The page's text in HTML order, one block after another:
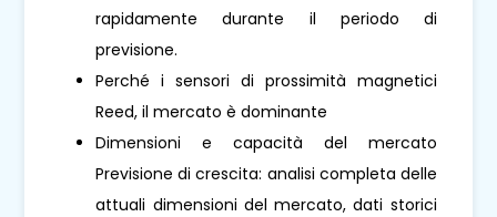
rapidamente durante il periodo di
previsione.
Perché i sensori di prossimità magnetici
Reed, il mercato è dominante
Dimensioni e capacità del mercato
Previsione di crescita: analisi completa delle
attuali dimensioni del mercato, dati storici